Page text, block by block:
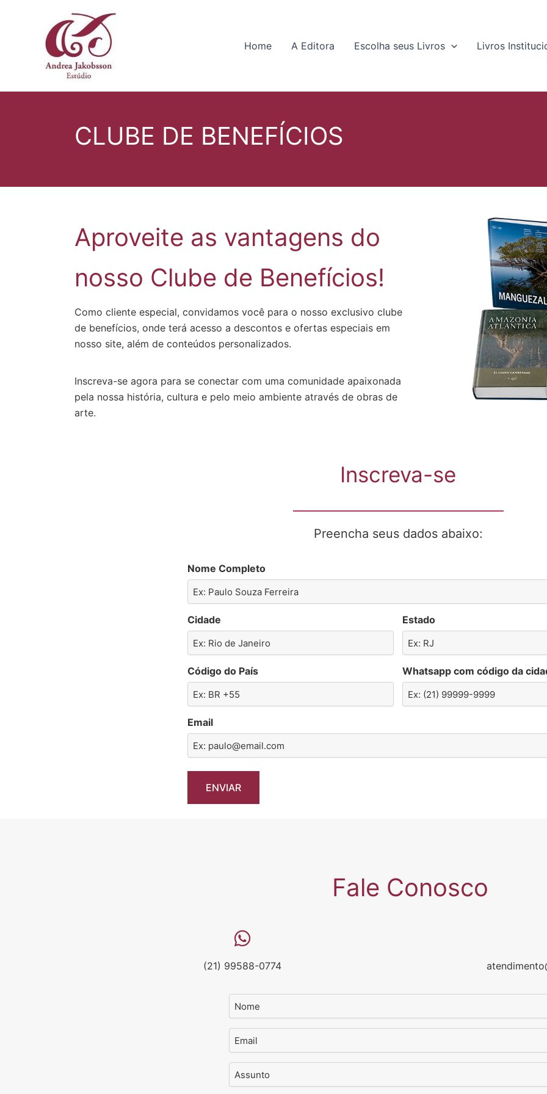
Home A Editora Escolha seus Livros Livros
CLUBE DE BENEFÍCIOS
Aproveite as vantagens do
nosso Clube de Benefícios!
Como cliente especial, convidamos você para o nosso exclusivo clube
de benefícios, onde terá acesso a descontos e ofertas especiais em
nosso site, além de conteúdos personalizados.
Inscreva-se agora para se conectar com uma comunidade apaixonada
pela nossa história, cultura e pelo meio ambiente através de obras de
arte.
Inscreva-se
Preencha seus dados abaixo:
Nome Completo
Cidade Estado
Código do País Whatsapp com código da
Email
Fale Conosco
(21) 99588-0774